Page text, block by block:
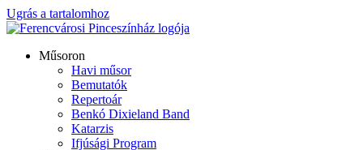
Ugrás a tartalomhoz
Műsoron
Havi műsor
Bemutatók
Repertoár
Benkó Dixieland Band
Katarzis
Ifjúsági Program